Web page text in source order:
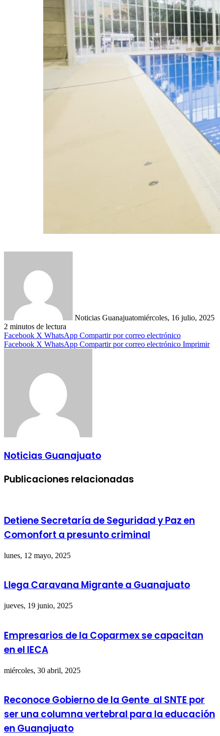
Noticias Guanajuatomiércoles, 16 julio, 2025
2 minutos de lectura
Facebook X WhatsApp Compartir por correo electrónico
Facebook X WhatsApp Compartir por correo electrónico Imprimir
Noticias Guanajuato
Publicaciones relacionadas
Detiene Secretaría de Seguridad y Paz en
Comonfort a presunto criminal
lunes, 12 mayo, 2025
Llega Caravana Migrante a Guanajuato
jueves, 19 junio, 2025
Empresarios de la Coparmex se capacitan
en el IECA
miércoles, 30 abril, 2025
Reconoce Gobierno de la Gente al SNTE por
ser una columna vertebral para la educación
en Guanajuato